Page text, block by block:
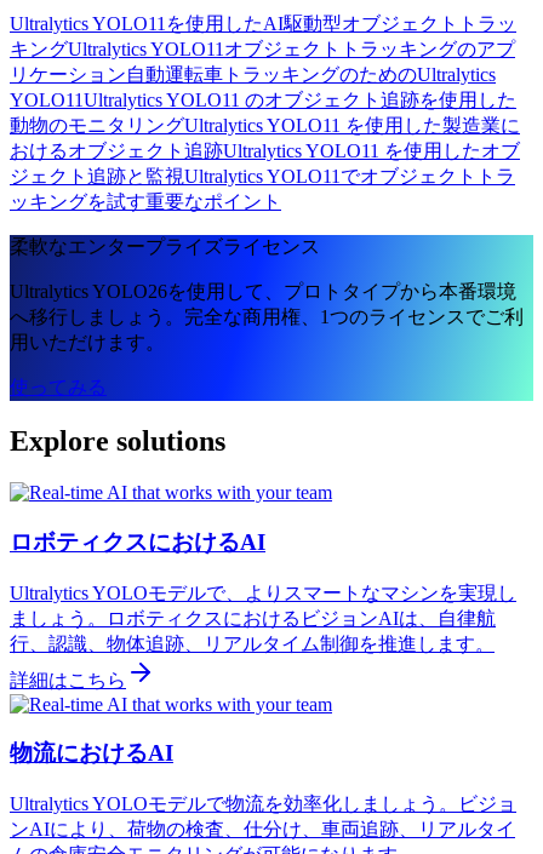
Ultralytics YOLO11を使用したAI駆動型オブジェクトトラッ
キングUltralytics YOLO11オブジェクトトラッキングのアプ
リケーション自動運転車トラッキングのためのUltralytics
YOLO11Ultralytics YOLO11 のオブジェクト追跡を使用した
動物のモニタリングUltralytics YOLO11 を使用した製造業に
おけるオブジェクト追跡Ultralytics YOLO11 を使用したオブ
ジェクト追跡と監視Ultralytics YOLO11でオブジェクトトラ
ッキングを試す重要なポイント
柔軟なエンタープライズライセンス
Ultralytics YOLO26を使用して、プロトタイプから本番環境
へ移行しましょう。完全な商用権、1つのライセンスでご利
用いただけます。
使ってみる
Explore solutions
ロボティクスにおけるAI
Ultralytics YOLOモデルで、よりスマートなマシンを実現し
ましょう。ロボティクスにおけるビジョンAIは、自律航
行、認識、物体追跡、リアルタイム制御を推進します。
詳細はこちら
物流におけるAI
Ultralytics YOLOモデルで物流を効率化しましょう。ビジョ
ンAIにより、荷物の検査、仕分け、車両追跡、リアルタイ